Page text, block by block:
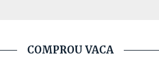
COMPROU VACA